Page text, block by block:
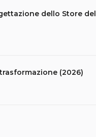
dello Store del
(2026)